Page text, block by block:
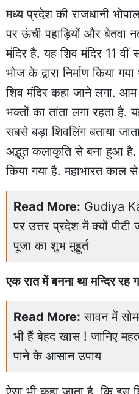
मध्य प्रदेश की राजधानी
पर ऊंची पहाड़ियों और बेतवा
मंदिर है. यह शिव मंदिर 11
भोज के द्वारा निर्माण किया
शिव मंदिर कहा जाने लगा.
भक्तों का तांता लगा रहता है.
सबसे बड़ा शिवलिंग बताया
अद्भुत कलाकृति से बना हुआ है.
किया गया है. महाभारत काल
Read More: Gudiya
पर उत्तर प्रदेश में क्यों पीटी
पूजा का शुभ मुहूर्त
एक रात में बनना था मन्दिर रह
Read More: सावन में
भी हैं बेहद खास ! जानिए
पाने के आसान उपाय